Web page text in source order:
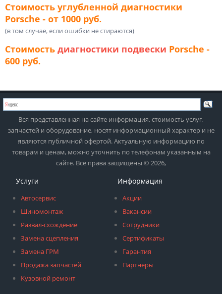
Стоимость углубленной диагностики
Porsche - от 1000 руб.
(в том случае, если ошибки не стираются)
Стоимость диагностики подвески Porsche -
600 руб.
Вся представленная на сайте информация, стоимость услуг,
запчастей и оборудование, носят информационный характер и не
являются публичной офертой. Актуальную информацию по
товарам и ценам, можно уточнить по телефонам указанным на
сайте. Все права защищены © 2026,
Услуги
Автосервис
Шиномонтаж
Развал-схождение
Замена сцепления
Замена ГРМ
Продажа запчастей
Кузовной ремонт
Информация
Акции
Вакансии
Сотрудники
Сертификаты
Гарантия
Партнеры